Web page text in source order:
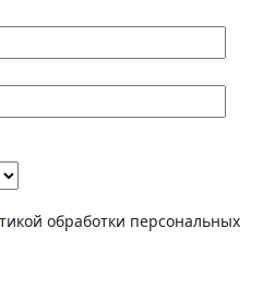
обработки персональных